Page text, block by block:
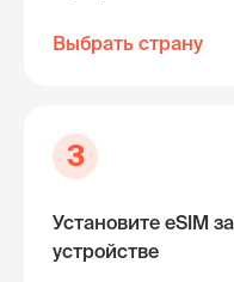
Выбрать страну
3
Установите eSIM
устройстве